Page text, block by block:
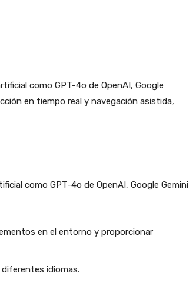
como GPT-4o de OpenAI, Google
en tiempo real y navegación asistida,
como GPT-4o de OpenAI, Google Gemini
en el entorno y proporcionar
idiomas.